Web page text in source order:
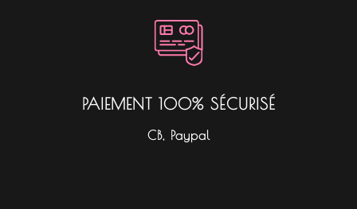
PAIEMENT 100% SÉCURISÉ
CB, Paypal